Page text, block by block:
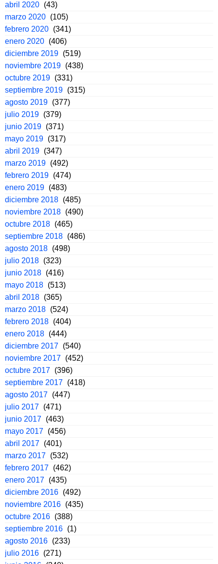
abril 2020 (43)
marzo 2020 (105)
febrero 2020 (341)
enero 2020 (406)
diciembre 2019 (519)
noviembre 2019 (438)
octubre 2019 (331)
septiembre 2019 (315)
agosto 2019 (377)
julio 2019 (379)
junio 2019 (371)
mayo 2019 (317)
abril 2019 (347)
marzo 2019 (492)
febrero 2019 (474)
enero 2019 (483)
diciembre 2018 (485)
noviembre 2018 (490)
octubre 2018 (465)
septiembre 2018 (486)
agosto 2018 (498)
julio 2018 (323)
junio 2018 (416)
mayo 2018 (513)
abril 2018 (365)
marzo 2018 (524)
febrero 2018 (404)
enero 2018 (444)
diciembre 2017 (540)
noviembre 2017 (452)
octubre 2017 (396)
septiembre 2017 (418)
agosto 2017 (447)
julio 2017 (471)
junio 2017 (463)
mayo 2017 (456)
abril 2017 (401)
marzo 2017 (532)
febrero 2017 (462)
enero 2017 (435)
diciembre 2016 (492)
noviembre 2016 (435)
octubre 2016 (388)
septiembre 2016 (1)
agosto 2016 (233)
julio 2016 (271)